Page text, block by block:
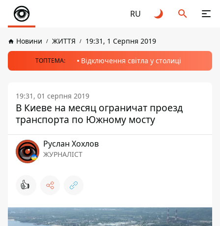
RU
Новини ЖИТТЯ 19:31, 1 Серпня 2019
ТОПТЕМА: Відключення світла у столиці
19:31, 01 серпня 2019
В Киеве на месяц ограничат проезд
транспорта по Южному мосту
Руслан Хохлов
ЖУРНАЛІСТ
👍